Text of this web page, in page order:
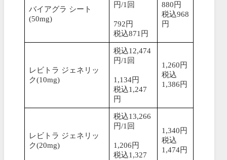
バイアグラ シート
(50mg)
円/1回
792円
税込871円
880円
税込968
円
レビトラ ジェネリッ
ク(10mg)
税込12,474
円/1回
1,134円
税込1,247
円
1,260円
税込
1,386円
レビトラ ジェネリッ
ク(20mg)
税込13,266
円/1回
1,206円
税込1,327
1,340円
税込
1,474円